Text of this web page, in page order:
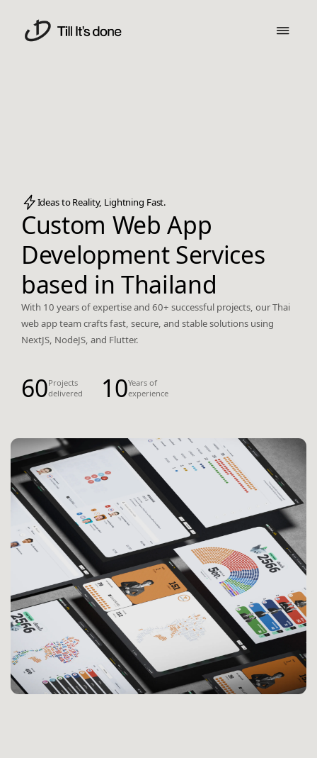
Ideas to Reality, Lightning Fast.
Custom Web App
Development Services
based in Thailand
With 10 years of expertise and 60+ successful projects, our Thai
web app team crafts fast, secure, and stable solutions using
NextJS, NodeJS, and Flutter.
60Projects
delivered
10Years of
experience